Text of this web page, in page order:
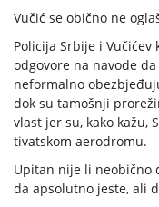
Vučić se obično ne
Policija Srbije i
odgovore na navode
neformalno
dok su tamošnji
vlast jer su, kako kažu,
tivatskom aerodromu.
Upitan nije li neobično
da apsolutno jeste, ali